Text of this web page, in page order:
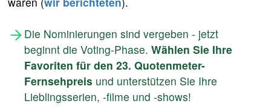
Die Nominierungen sind vergeben - jetzt
beginnt die Voting-Phase. Wählen Sie Ihre
Favoriten für den 23. Quotenmeter-
Fernsehpreis und unterstützen Sie Ihre
Lieblingsserien, -filme und -shows!